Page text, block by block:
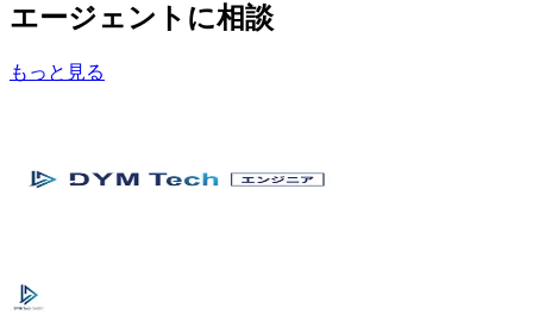
エージェントに相談
もっと見る